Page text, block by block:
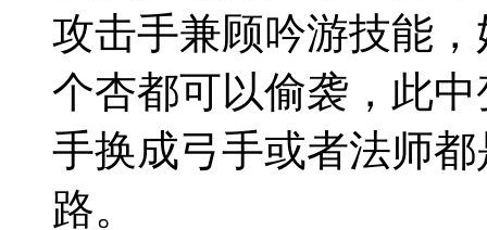
攻击手兼顾吟游技能
个杏都可以偷袭，此
手换成弓手或者法师
路。